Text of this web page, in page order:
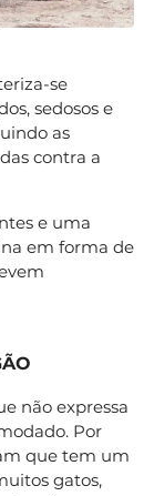
se
sedosos e
as
contra a
e uma
em forma de
não expressa
Por
que tem um
gatos,